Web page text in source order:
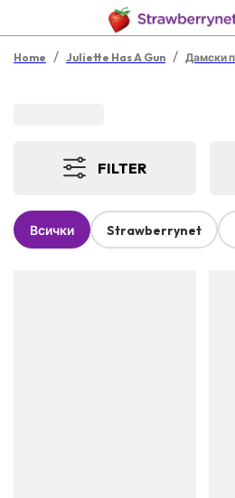
Home / Juliette Has A Gun / Дамски
FILTER
Всички Strawberrynet